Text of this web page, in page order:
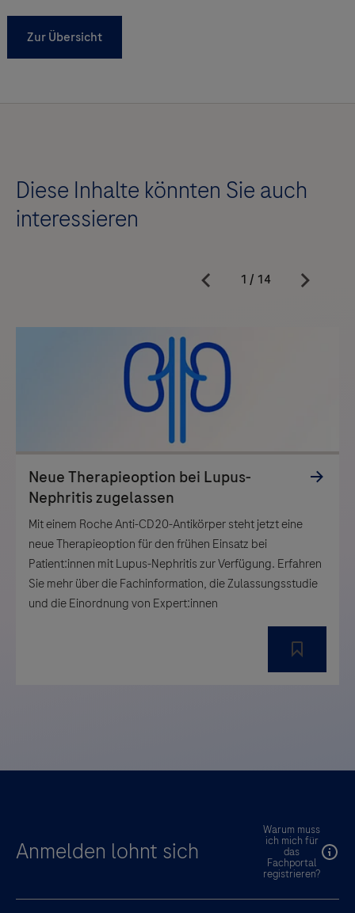
Zur Übersicht
Diese Inhalte könnten Sie auch
interessieren
Mit einem Roche Anti-CD20-Antikörper steht jetzt eine
neue Therapieoption für den frühen Einsatz bei
Patient:innen mit Lupus-Nephritis zur Verfügung. Erfahren
Sie mehr über die Fachinformation, die Zulassungsstudie
und die Einordnung von Expert:innen
Anmelden lohnt sich
Warum muss
ich mich für
das
Fachportal
registrieren?